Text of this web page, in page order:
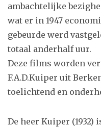
ambachtelijke
wat er in 1947
gebeurde werd
totaal anderhalf uur.
Deze films worden
F.A.D.Kuiper uit
toelichtend en
De heer Kuiper